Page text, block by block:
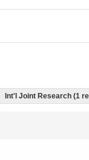
Int'l Joint Research (1